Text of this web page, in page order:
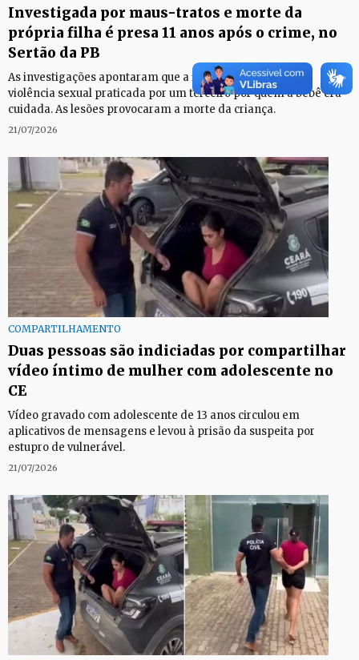
Investigada por maus-tratos e morte da
própria filha é presa 11 anos após o crime, no
Sertão da PB
As investigações apontaram que a filha dela foi vítima de
violência sexual praticada por um terceiro por quem a bebê era
cuidada. As lesões provocaram a morte da criança.
21/07/2026
COMPARTILHAMENTO
Duas pessoas são indiciadas por compartilhar
vídeo íntimo de mulher com adolescente no
CE
Vídeo gravado com adolescente de 13 anos circulou em
aplicativos de mensagens e levou à prisão da suspeita por
estupro de vulnerável.
21/07/2026